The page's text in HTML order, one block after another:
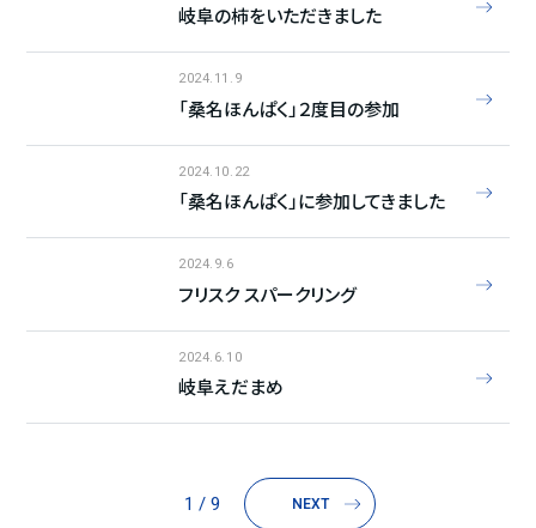
岐阜の柿をいただきました
2024.11.9
「桑名ほんぱく」２度目の参加
2024.10.22
「桑名ほんぱく」に参加してきました
2024.9.6
フリスク スパークリング
2024.6.10
岐阜えだまめ
1 / 9 NEXT